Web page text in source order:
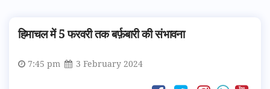
हिमाचल में 5 फरवरी तक बर्फ़बारी की संभावना
7:45 pm 3 February 2024